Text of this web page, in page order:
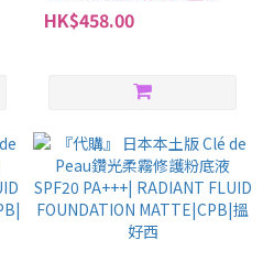
SPF25 PA+++ |RADIANT
CUSHION FOUNDATION
HK$458.00